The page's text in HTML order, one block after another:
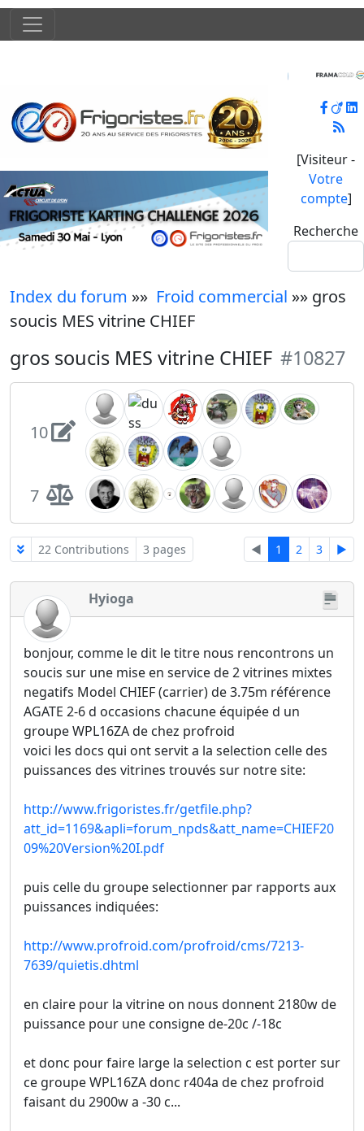
[Visiteur -
Votre
compte]
Recherche
Index du forum »» Froid commercial »» gros
soucis MES vitrine CHIEF
gros soucis MES vitrine CHIEF #10827
10
7
22 Contributions 3 pages ◄ 1 2 3 ►
Hyioga
bonjour, comme le dit le titre nous rencontrons un
soucis sur une mise en service de 2 vitrines mixtes
negatifs Model CHIEF (carrier) de 3.75m référence
AGATE 2-6 d occasions chacune équipée d un
groupe WPL16ZA de chez profroid
voici les docs qui ont servit a la selection celle des
puissances des vitrines trouvés sur notre site:
http://www.frigoristes.fr/getfile.php?
att_id=1169&apli=forum_npds&att_name=CHIEF20
09%20Version%20I.pdf
puis celle du groupe selectionner par rapports aux
puissances indiquées:
http://www.profroid.com/profroid/cms/7213-
7639/quietis.dhtml
en claire pour la vitrine on nous donnent 2180w de
puissance pour une consigne de-20c /-18c
et donc pour faire large la selection c est porter sur
ce groupe WPL16ZA donc r404a de chez profroid
faisant du 2900w a -30 c...